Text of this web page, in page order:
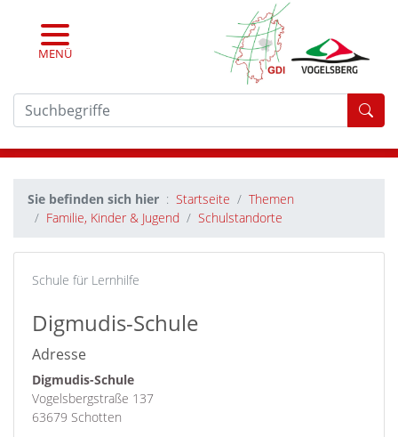
MENÜ
Sie befinden sich hier Startseite
Themen
Familie, Kinder & Jugend
Schulstandorte
Schule für Lernhilfe
Digmudis-Schule
Adresse
Digmudis-Schule
Vogelsbergstraße 137
63679 Schotten